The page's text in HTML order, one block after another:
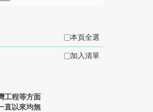
本頁全選
工程等方面
直以來均無
加入清單